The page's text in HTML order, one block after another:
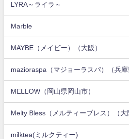
LYRA～ライラ～
Marble
MAYBE（メイビー）（大阪）
mazioraspa（マジョーラスパ）（兵庫
MELLOW（岡山県岡山市）
Melty Bless（メルティーブレス）（大
milktea(ミルクティー)